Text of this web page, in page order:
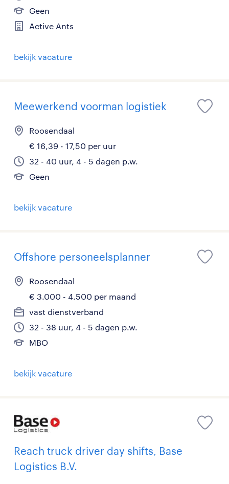
Geen
Active Ants
bekijk vacature
Meewerkend voorman logistiek
Roosendaal
€ 16,39 - 17,50 per uur
32 - 40 uur, 4 - 5 dagen p.w.
Geen
bekijk vacature
Offshore personeelsplanner
Roosendaal
€ 3.000 - 4.500 per maand
vast dienstverband
32 - 38 uur, 4 - 5 dagen p.w.
MBO
bekijk vacature
Reach truck driver day shifts, Base
Logistics B.V.